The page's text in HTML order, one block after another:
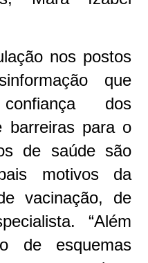
nos postos
que
dos
barreiras para o
de saúde são
motivos da
vacinação, de
“Além
de esquemas